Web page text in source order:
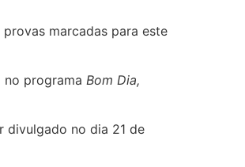
marcadas para este
no programa Bom Dia,
divulgado no dia 21 de